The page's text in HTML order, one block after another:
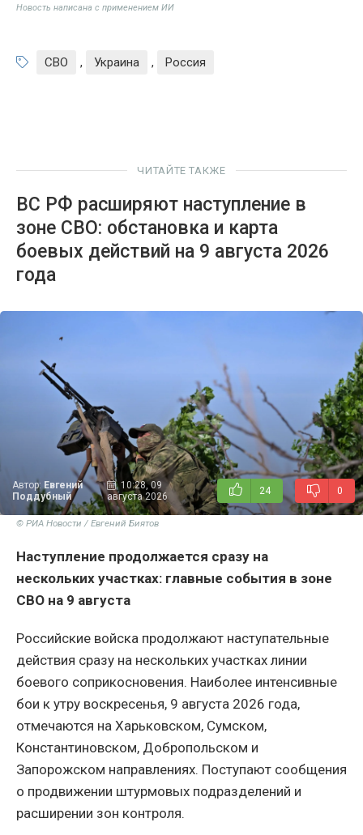
Новость написана с применением ИИ
СВО , Украина , Россия
ЧИТАЙТЕ ТАКЖЕ
ВС РФ расширяют наступление в
зоне СВО: обстановка и карта
боевых действий на 9 августа 2026
года
Автор: Евгений
Поддубный
10:28, 09
августа 2026
24 0
© РИА Новости / Евгений Биятов
Наступление продолжается сразу на
нескольких участках: главные события в зоне
СВО на 9 августа
Российские войска продолжают наступательные
действия сразу на нескольких участках линии
боевого соприкосновения. Наиболее интенсивные
бои к утру воскресенья, 9 августа 2026 года,
отмечаются на Харьковском, Сумском,
Константиновском, Добропольском и
Запорожском направлениях. Поступают сообщения
о продвижении штурмовых подразделений и
расширении зон контроля.